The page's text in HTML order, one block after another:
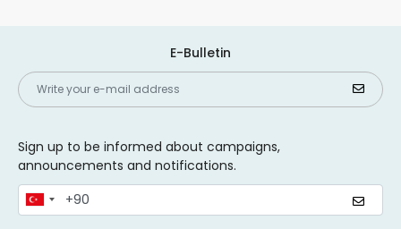
E-Bulletin
Sign up to be informed about campaigns,
announcements and notifications.